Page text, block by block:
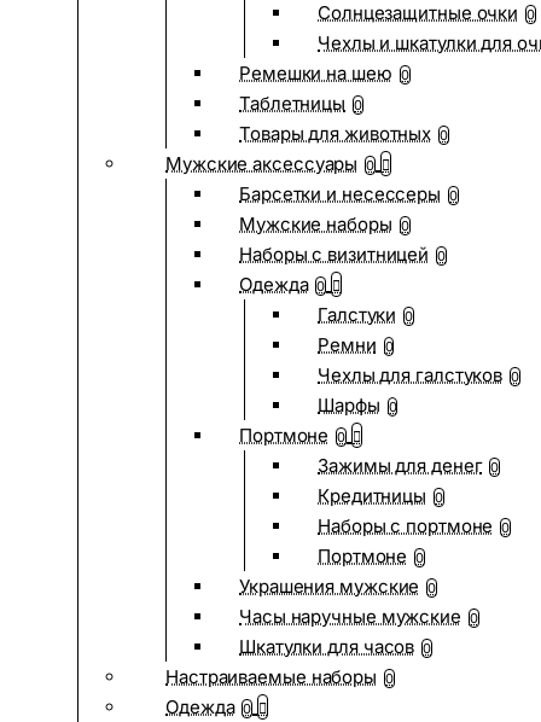
Солнцезащитные очки 0
Чехлы и шкатулки для
Ремешки на шею 0
Таблетницы 0
Товары для животных 0
Мужские аксессуары 0
Барсетки и несессеры 0
Мужские наборы 0
Наборы с визитницей 0
Одежда 0
Галстуки 0
Ремни 0
Чехлы для галстуков 0
Шарфы 0
Портмоне 0
Зажимы для денег 0
Кредитницы 0
Наборы с портмоне 0
Портмоне 0
Украшения мужские 0
Часы наручные мужские 0
Шкатулки для часов 0
Настраиваемые наборы 0
Одежда 0